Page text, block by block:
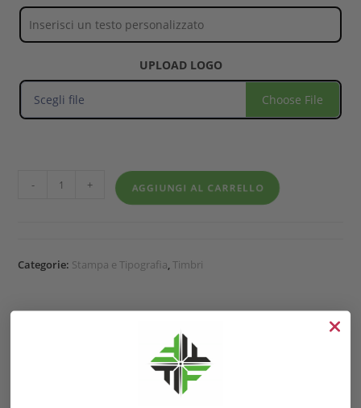
UPLOAD LOGO
Scegli file Choose File
- + AGGIUNGI AL CARRELLO
Categorie: Stampa e Tipografia,Timbri
DESCRIZIONE
INFORMAZIONI AGGIUNTIVE